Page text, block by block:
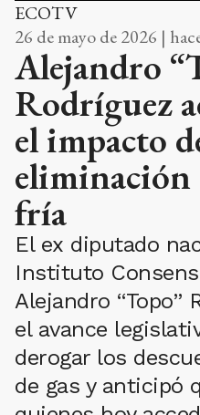
ECOTV
26 de mayo de 2026 |
Alejandro
Rodríguez
el impacto
eliminación
fría
El ex diputado
Instituto
Alejandro “Topo”
el avance
derogar los
de gas y anticipó